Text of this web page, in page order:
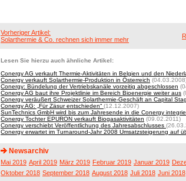
Vorheriger Artikel:
Solarthermie & Co. rechnen sich immer mehr
Lesen Sie hierzu auch ähnliche Artikel:
Conergy AG verkauft Thermie-Aktivitäten in Belgien und den
Conergy verkauft Solarthermie-Produktion in Österreich
Conergy: Bündelung der Vertriebskanäle vorzeitig abgeschlossen
Conergy AG baut ihre Projektlinie im Bereich Bioenergie weiter aus
Conergy veräußert Schweizer Solarthermie-Geschäft an Capital
Conergy AG: „Für Zäsur entschieden“ (12.12.2007)
SunTechnics GmbH wird bis zum Jahresende in die Conergy
Conergy Tochter EPURON verkauft Biogasaktivitäten (09.02.2011)
Conergy verschiebt Veröffentlichung des Jahresabschlusses
Conergy erwartet im Turnaround-Jahr 2008 Umsatzsteigerung auf
Newsarchiv
Mai 2019 April 2019 März 2019 Februar 2019 Januar 2019
Oktober 2018 September 2018 August 2018 Juli 2018 Juni 2018